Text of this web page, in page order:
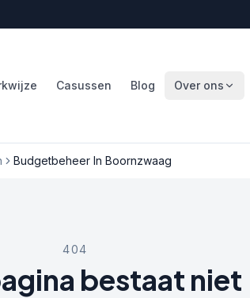
Casussen Blog Over ons
Budgetbeheer In Boornzwaag
404
bestaat niet